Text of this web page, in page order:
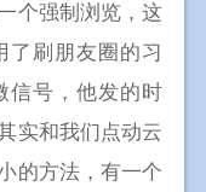
个强制浏览，这
了刷朋友圈的习
信号，他发的时
实和我们点动云
的方法，有一个